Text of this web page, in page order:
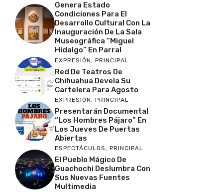
Genera Estado
Condiciones Para El
Desarrollo Cultural Con La
Inauguración De La Sala
Museográfica “Miguel
Hidalgo” En Parral
EXPRESIÓN, PRINCIPAL
Red De Teatros De
Chihuahua Devela Su
Cartelera Para Agosto
EXPRESIÓN, PRINCIPAL
Presentarán Documental
“Los Hombres Pájaro” En
Los Jueves De Puertas
Abiertas
ESPECTÁCULOS, PRINCIPAL
El Pueblo Mágico De
Guachochi Deslumbra Con
Sus Nuevas Fuentes
Multimedia